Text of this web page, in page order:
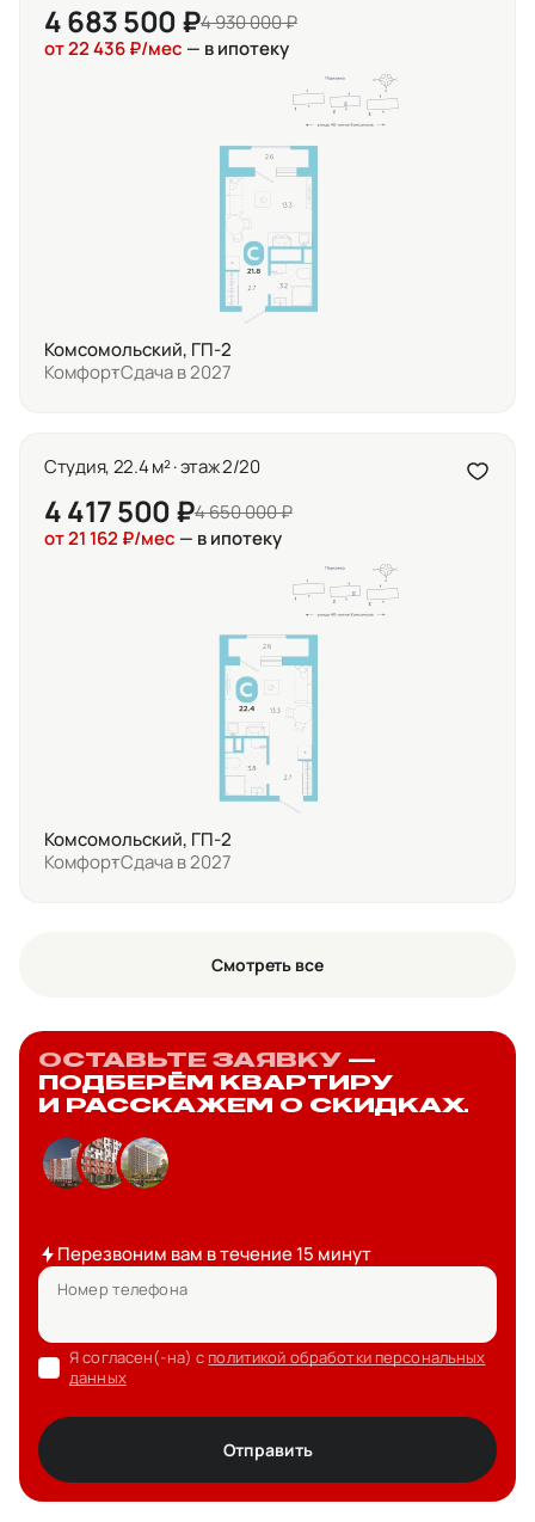
4 683 500 ₽4 930 000 ₽
от 22 436 ₽/мес — в ипотеку
Комсомольский, ГП-2
КомфортСдача в 2027
Студия, 22.4 м² · этаж 2/20
4 417 500 ₽4 650 000 ₽
от 21 162 ₽/мес — в ипотеку
Комсомольский, ГП-2
КомфортСдача в 2027
Смотреть все
ОСТАВЬТЕ ЗАЯВКУ —
ПОДБЕРЁМ КВАРТИРУ
И РАССКАЖЕМ О СКИДКАХ.
Перезвоним вам в течение 15 минут
Номер телефона
Я согласен(-на) с политикой обработки персональных
данных
Отправить